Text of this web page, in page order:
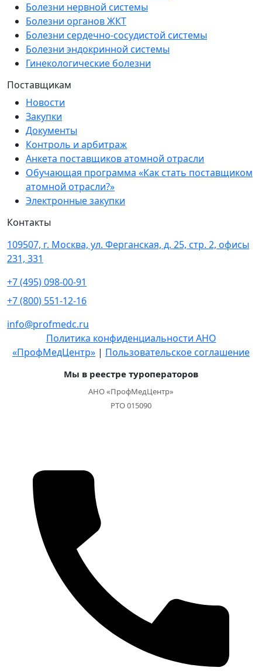
Болезни нервной системы
Болезни органов ЖКТ
Болезни сердечно-сосудистой системы
Болезни эндокринной системы
Гинекологические болезни
Поставщикам
Новости
Закупки
Документы
Контроль и арбитраж
Анкета поставщиков атомной отрасли
Обучающая программа «Как стать поставщиком
атомной отрасли?»
Электронные закупки
Контакты
109507, г. Москва, ул. Ферганская, д. 25, стр. 2, офисы
231, 331
+7 (495) 098-00-91
+7 (800) 551-12-16
info@profmedc.ru
Политика конфиденциальности АНО
«ПрофМедЦентр» | Пользовательское соглашение
Мы в реестре туроператоров
АНО «ПрофМедЦентр»
РТО 015090